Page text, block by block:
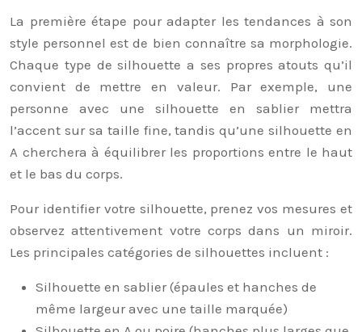
La première étape pour adapter les tendances à son
style personnel est de bien connaître sa morphologie.
Chaque type de silhouette a ses propres atouts qu’il
convient de mettre en valeur. Par exemple, une
personne avec une silhouette en sablier mettra
l’accent sur sa taille fine, tandis qu’une silhouette en
A cherchera à équilibrer les proportions entre le haut
et le bas du corps.
Pour identifier votre silhouette, prenez vos mesures et
observez attentivement votre corps dans un miroir.
Les principales catégories de silhouettes incluent :
Silhouette en sablier (épaules et hanches de
même largeur avec une taille marquée)